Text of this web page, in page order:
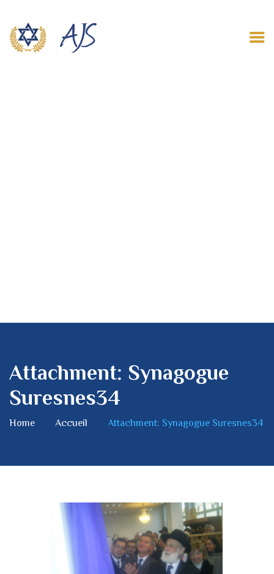
Attachment: Synagogue
Suresnes34
Home Accueil Attachment: Synagogue Suresnes34